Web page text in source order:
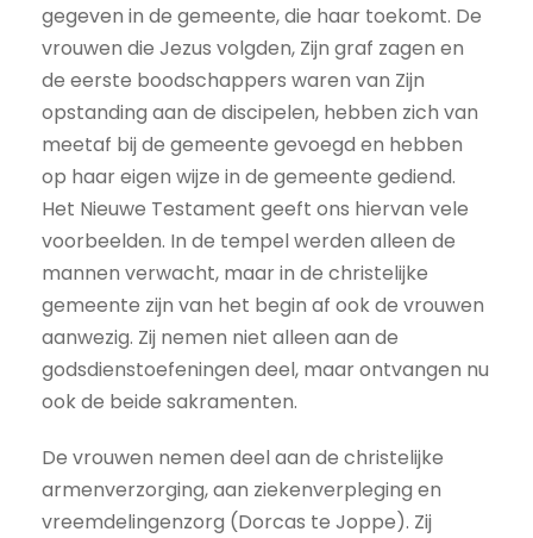
gegeven in de gemeente, die haar toekomt. De
vrouwen die Jezus volgden, Zijn graf zagen en
de eerste boodschappers waren van Zijn
opstanding aan de discipelen, hebben zich van
meetaf bij de gemeente gevoegd en hebben
op haar eigen wijze in de gemeente gediend.
Het Nieuwe Testament geeft ons hiervan vele
voorbeelden. In de tempel werden alleen de
mannen verwacht, maar in de christelijke
gemeente zijn van het begin af ook de vrouwen
aanwezig. Zij nemen niet alleen aan de
godsdienstoefeningen deel, maar ontvangen nu
ook de beide sakramenten.
De vrouwen nemen deel aan de christelijke
armenverzorging, aan ziekenverpleging en
vreemdelingenzorg (Dorcas te Joppe). Zij